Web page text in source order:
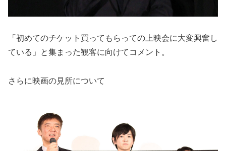
「初めてのチケット買ってもらっての上映会に大変興奮し
ている」と集まった観客に向けてコメント。
さらに映画の見所について